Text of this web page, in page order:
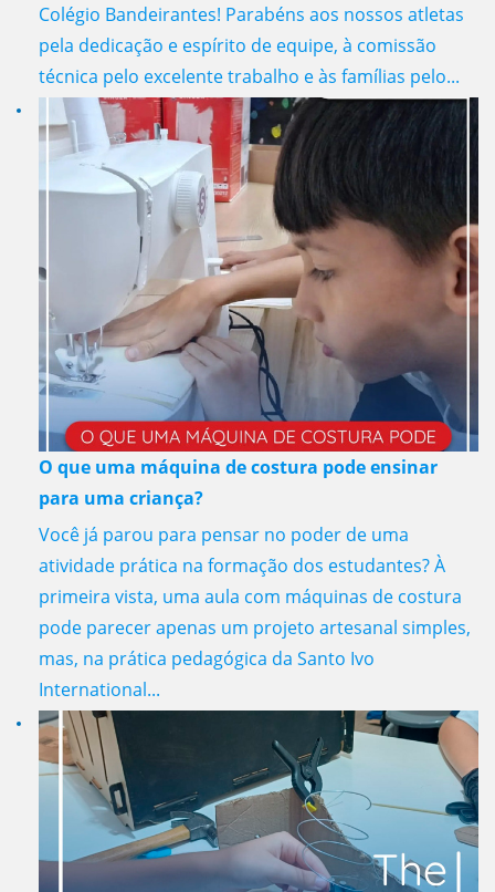
Colégio Bandeirantes! Parabéns aos nossos atletas
pela dedicação e espírito de equipe, à comissão
técnica pelo excelente trabalho e às famílias pelo...
O que uma máquina de costura pode ensinar
para uma criança?
Você já parou para pensar no poder de uma
atividade prática na formação dos estudantes? À
primeira vista, uma aula com máquinas de costura
pode parecer apenas um projeto artesanal simples,
mas, na prática pedagógica da Santo Ivo
International...